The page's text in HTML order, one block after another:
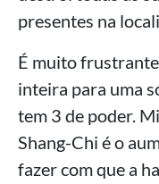
presentes na
É muito
inteira para uma
tem 3 de poder.
Shang-Chi é o
fazer com que a